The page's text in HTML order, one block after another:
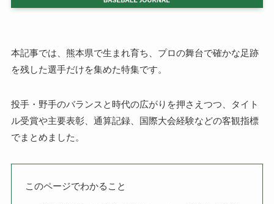
本記事では、熊本県で生まれ育ち、プロの舞台で確かな足跡
を残した選手だけを集めた特集です。
投手・野手のバランスと時代の広がりを押さえつつ、タイト
ル受賞や主要表彰、通算記録、国際大会経験などの客観指標
でまとめました。
このページでわかること